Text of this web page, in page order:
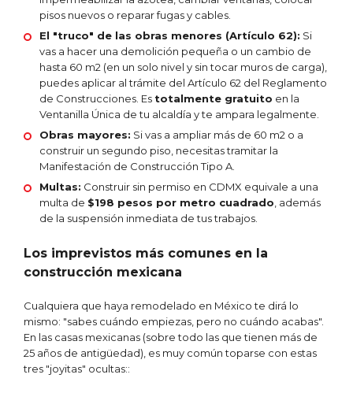
pisos nuevos o reparar fugas y cables.
El "truco" de las obras menores (Artículo 62): Si
vas a hacer una demolición pequeña o un cambio de
hasta 60 m2 (en un solo nivel y sin tocar muros de carga),
puedes aplicar al trámite del Artículo 62 del Reglamento
de Construcciones. Es totalmente gratuito en la
Ventanilla Única de tu alcaldía y te ampara legalmente.
Obras mayores: Si vas a ampliar más de 60 m2 o a
construir un segundo piso, necesitas tramitar la
Manifestación de Construcción Tipo A.
Multas: Construir sin permiso en CDMX equivale a una
multa de $198 pesos por metro cuadrado , además
de la suspensión inmediata de tus trabajos.
Los imprevistos más comunes en la
construcción mexicana
Cualquiera que haya remodelado en México te dirá lo
mismo: "sabes cuándo empiezas, pero no cuándo acabas".
En las casas mexicanas (sobre todo las que tienen más de
25 años de antigüedad), es muy común toparse con estas
tres "joyitas" ocultas::